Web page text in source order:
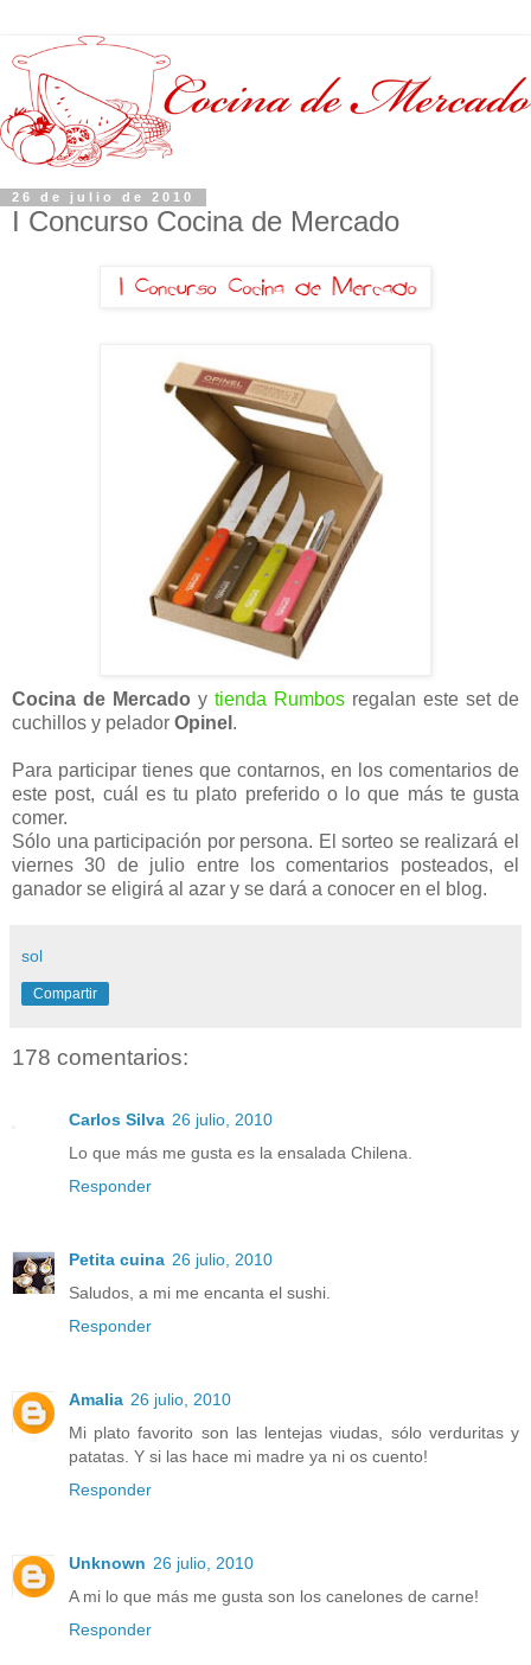
26 de julio de 2010
I Concurso Cocina de Mercado
Cocina de Mercado y tienda Rumbos regalan este set de
cuchillos y pelador Opinel .
Para participar tienes que contarnos, en los comentarios de
este post, cuál es tu plato preferido o lo que más te gusta
comer.
Sólo una participación por persona. El sorteo se realizará el
viernes 30 de julio entre los comentarios posteados, el
ganador se eligirá al azar y se dará a conocer en el blog.
sol
Compartir
178 comentarios:
Carlos Silva 26 julio, 2010
Lo que más me gusta es la ensalada Chilena.
Responder
Petita cuina 26 julio, 2010
Saludos, a mi me encanta el sushi.
Responder
Amalia 26 julio, 2010
Mi plato favorito son las lentejas viudas, sólo verduritas y
patatas. Y si las hace mi madre ya ni os cuento!
Responder
Unknown 26 julio, 2010
A mi lo que más me gusta son los canelones de carne!
Responder